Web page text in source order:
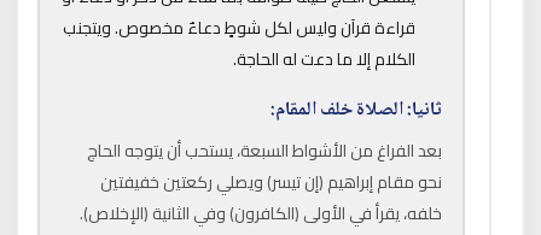
قراءة قرآن وليس لكل شوطٍ دعاءٌ مخصوص. ويتجنب
الكلام إلا ما دعت له الحاجة.
ثانيا: الصلاة خلف المقام:
بعد الفراغ من الأشواط السبعة، يستحب أن يتوجه الحاج
نحو مقام إبراهيم (إن تيسر) ويصلي ركعتين خفيفتين
خلفه، يقرأ في الأولى (الكافرون) وفي الثانية (الإخلاص).